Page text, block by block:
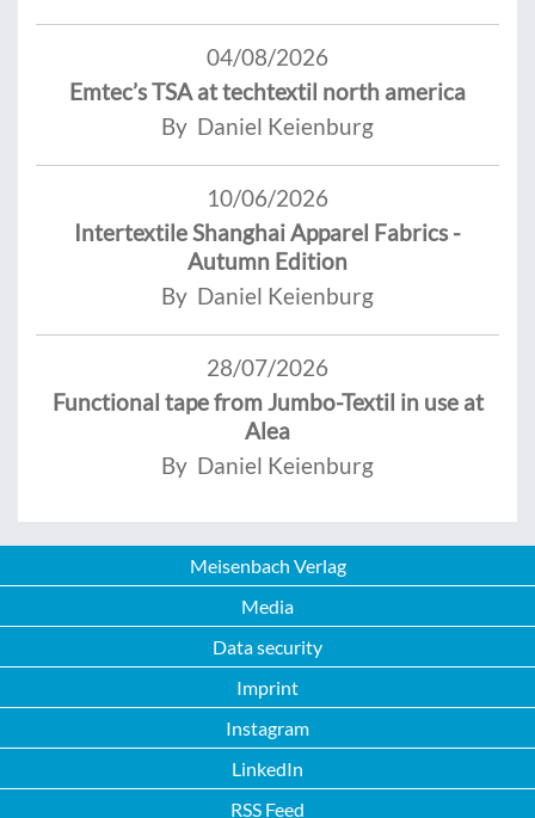
04/08/2026
Emtec’s TSA at techtextil north america
By Daniel Keienburg
10/06/2026
Intertextile Shanghai Apparel Fabrics -
Autumn Edition
By Daniel Keienburg
28/07/2026
Functional tape from Jumbo-Textil in use at
Alea
By Daniel Keienburg
Meisenbach Verlag
Media
Data security
Imprint
Instagram
LinkedIn
RSS Feed